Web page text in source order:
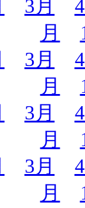
3月
月
3月
月
3月
月
3月
月